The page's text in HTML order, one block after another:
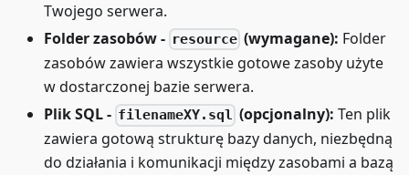
Twojego serwera.
Folder zasobów - resource (wymagane): Folder
zasobów zawiera wszystkie gotowe zasoby użyte
w dostarczonej bazie serwera.
Plik SQL - filenameXY.sql (opcjonalny): Ten plik
zawiera gotową strukturę bazy danych, niezbędną
do działania i komunikacji między zasobami a bazą